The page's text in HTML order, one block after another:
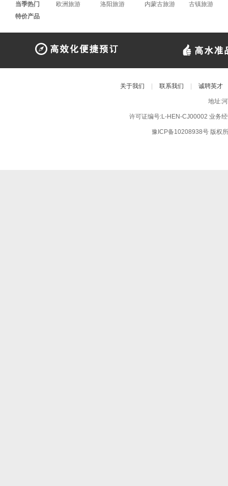
当季热门 欧洲旅游 洛阳旅游 内蒙古旅游
古镇旅游
特价产品
关于我们 联系我们 诚聘英才
地址:
许可证编号:L-HEN-CJ00002 业务
豫ICP备10208938号 版权